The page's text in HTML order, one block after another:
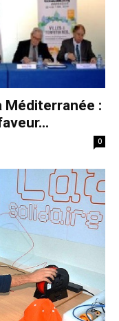
Méditerranée :
0